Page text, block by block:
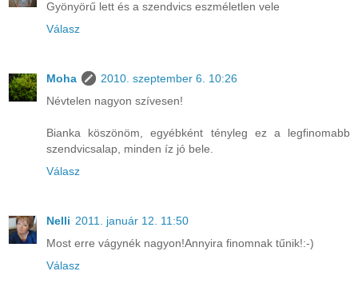
Gyönyörű lett és a szendvics eszméletlen vele
Válasz
Moha
2010. szeptember 6. 10:26
Névtelen nagyon szívesen!
Bianka köszönöm, egyébként tényleg ez a legfinomabb
szendvicsalap, minden íz jó bele.
Válasz
Nelli 2011. január 12. 11:50
Most erre vágynék nagyon!Annyira finomnak tűnik!:-)
Válasz